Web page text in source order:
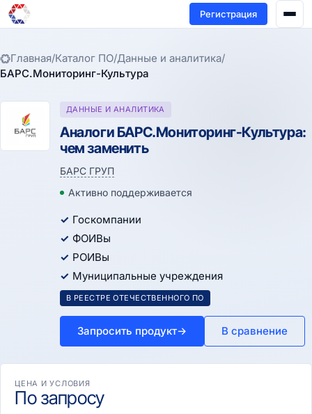
Регистрация
Главная/Каталог ПО/Данные и аналитика/
БАРС.Мониторинг-Культура
ДАННЫЕ И АНАЛИТИКА
Аналоги БАРС.Мониторинг-Культура:
чем заменить
БАРС ГРУП
Активно поддерживается
Госкомпании
ФОИВы
РОИВы
Муниципальные учреждения
В РЕЕСТРЕ ОТЕЧЕСТВЕННОГО ПО
Запросить продукт→ В сравнение
ЦЕНА И УСЛОВИЯ
По запросу